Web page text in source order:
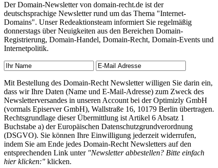
Der Domain-Newsletter von domain-recht.de ist der
deutschsprachige Newsletter rund um das Thema "Internet-
Domains". Unser Redeaktionsteam informiert Sie regelmäßig
donnerstags über Neuigkeiten aus den Bereichen Domain-
Registrierung, Domain-Handel, Domain-Recht, Domain-Events und
Internetpolitik.
Mit Bestellung des Domain-Recht Newsletter willigen Sie darin ein,
dass wir Ihre Daten (Name und E-Mail-Adresse) zum Zweck des
Newsletterversandes in unseren Account bei der Optimizly GmbH
(vormals Episerver GmbH), Wallstraße 16, 10179 Berlin übertragen.
Rechtsgrundlage dieser Übermittlung ist Artikel 6 Absatz 1
Buchstabe a) der Europäischen Datenschutzgrundverordnung
(DSGVO). Sie können Ihre Einwilligung jederzeit widerrufen,
indem Sie am Ende jedes Domain-Recht Newsletters auf den
entsprechenden Link unter "Newsletter abbestellen? Bitte einfach
hier klicken:" klicken.